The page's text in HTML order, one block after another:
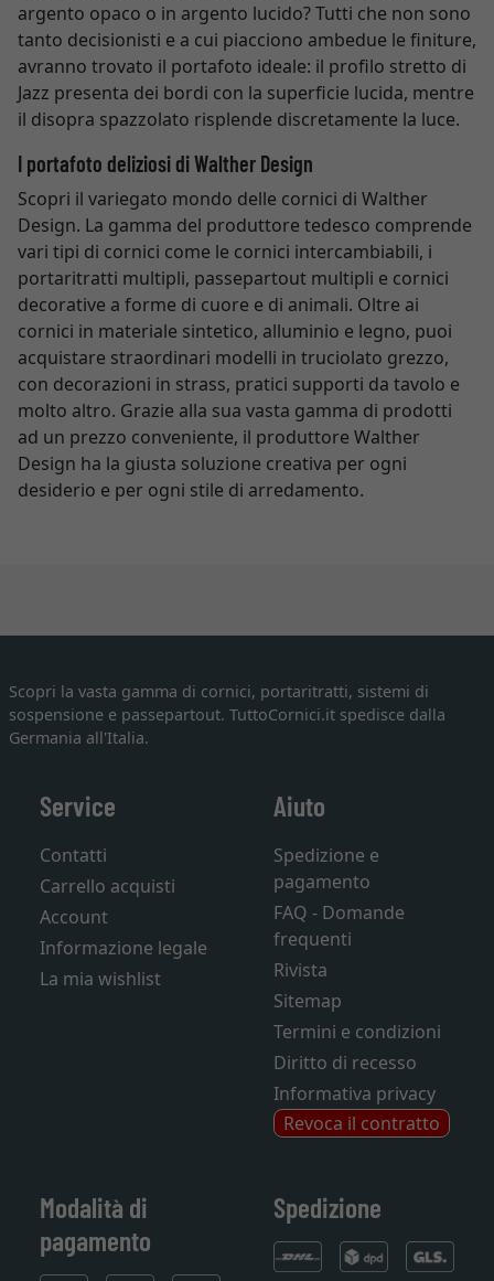
argento opaco o in argento lucido? Tutti che non sono
tanto decisionisti e a cui piacciono ambedue le finiture,
avranno trovato il portafoto ideale: il profilo stretto di
Jazz presenta dei bordi con la superficie lucida, mentre
il disopra spazzolato risplende discretamente la luce.
I portafoto deliziosi di Walther Design
Scopri il variegato mondo delle cornici di Walther
Design. La gamma del produttore tedesco comprende
vari tipi di cornici come le cornici intercambiabili, i
portaritratti multipli, passepartout multipli e cornici
decorative a forme di cuore e di animali. Oltre ai
cornici in materiale sintetico, alluminio e legno, puoi
acquistare straordinari modelli in truciolato grezzo,
con decorazioni in strass, pratici supporti da tavolo e
molto altro. Grazie alla sua vasta gamma di prodotti
ad un prezzo conveniente, il produttore Walther
Design ha la giusta soluzione creativa per ogni
desiderio e per ogni stile di arredamento.
Scopri la vasta gamma di cornici, portaritratti, sistemi di
sospensione e passepartout. TuttoCornici.it spedisce dalla
Germania all'Italia.
Service
Contatti
Carrello acquisti
Account
Informazione legale
La mia wishlist
Aiuto
Spedizione e
pagamento
FAQ - Domande
frequenti
Rivista
Sitemap
Termini e condizioni
Diritto di recesso
Informativa privacy
Revoca il contratto
Modalità di
pagamento
Spedizione